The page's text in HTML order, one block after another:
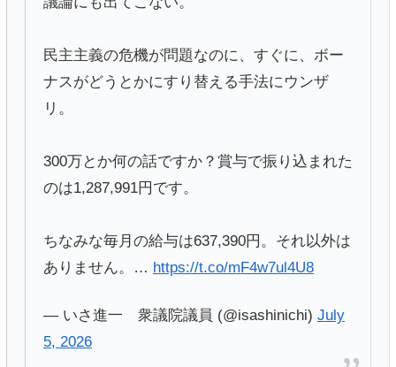
民主主義の危機が問題なのに、すぐに、ボー
ナスがどうとかにすり替える手法にウンザ
リ。
300万とか何の話ですか？賞与で振り込まれた
のは1,287,991円です。
ちなみな毎月の給与は637,390円。それ以外は
ありません。… https://t.co/mF4w7ul4U8
— いさ進一 衆議院議員 (@isashinichi) July
5, 2026